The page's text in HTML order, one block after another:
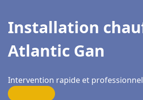
Installation
Atlantic Gan
Intervention rapide et